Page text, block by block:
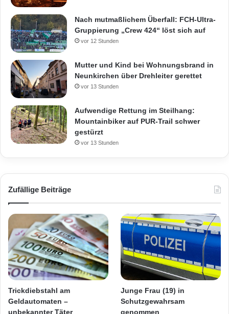
Nach mutmaßlichem Überfall: FCH-Ultra-
Gruppierung „Crew 424“ löst sich auf
vor 12 Stunden
Mutter und Kind bei Wohnungsbrand in
Neunkirchen über Drehleiter gerettet
vor 13 Stunden
Aufwendige Rettung im Steilhang:
Mountainbiker auf PUR-Trail schwer
gestürzt
vor 13 Stunden
Zufällige Beiträge
Trickdiebstahl am
Geldautomaten –
unbekannter Täter
Junge Frau (19) in
Schutzgewahrsam
genommen